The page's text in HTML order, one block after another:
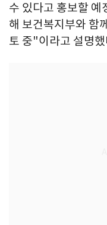
수 있다고 홍보할
해 보건복지부와 함
토 중"이라고 설명